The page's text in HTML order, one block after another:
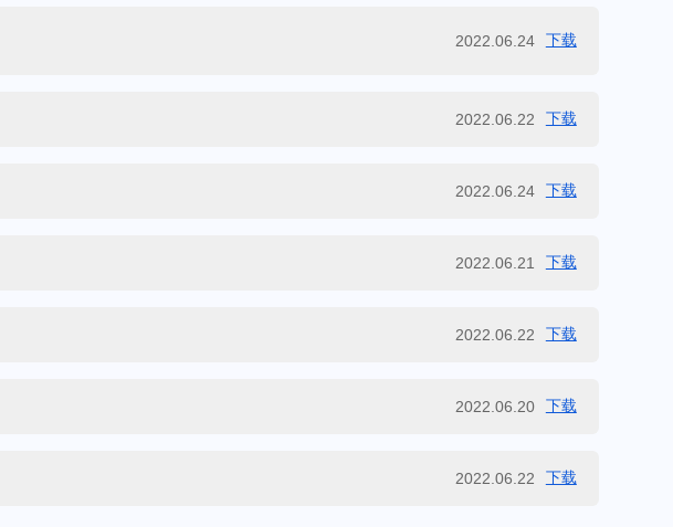
2022.06.24 下载
2022.06.22 下载
2022.06.24 下载
2022.06.21 下载
2022.06.22 下载
2022.06.20 下载
2022.06.22 下载